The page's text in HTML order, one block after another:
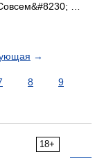
…
→
8
9
18+